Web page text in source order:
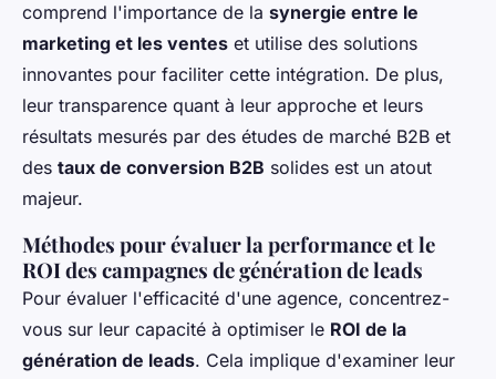
comprend l'importance de la synergie entre le
marketing et les ventes et utilise des solutions
innovantes pour faciliter cette intégration. De plus,
leur transparence quant à leur approche et leurs
résultats mesurés par des études de marché B2B et
des taux de conversion B2B solides est un atout
majeur.
Méthodes pour évaluer la performance et le
ROI des campagnes de génération de leads
Pour évaluer l'efficacité d'une agence, concentrez-
vous sur leur capacité à optimiser le ROI de la
génération de leads. Cela implique d'examiner leur